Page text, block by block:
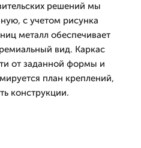
решений мы
с учетом рисунка
металл обеспечивает
вид. Каркас
от заданной формы и
план креплений,
конструкции.